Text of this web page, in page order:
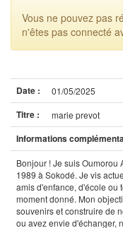
Vous ne pouvez pas
n'êtes pas connecté
Date : 01/05/2025
Titre : marie prevot
Informations
Bonjour ! Je suis Oumorou
1989 à Sokodé. Je vis
amis d'enfance, d'école ou
moment donné. Mon
souvenirs et construire de
ou avez envie d'échanger,